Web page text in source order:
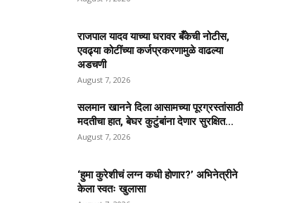
राजपाल यादव याच्या घरावर बँकेची नोटीस,
एवढ्या कोटींच्या कर्जप्रकरणामुळे वाढल्या
अडचणी
August 7, 2026
सलमान खानने दिला आसामच्या पूरग्रस्तांसाठी
मदतीचा हात, बेघर कुटुंबांना देणार सुरक्षित...
August 7, 2026
‘हुमा कुरेशीचं लग्न कधी होणार?’ अभिनेत्रीने
केला स्वतः खुलासा